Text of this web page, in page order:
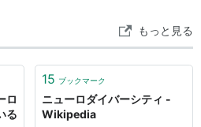
もっと見る
ロ
る
15 ブックマーク
ニューロダイバーシティ -
Wikipedia